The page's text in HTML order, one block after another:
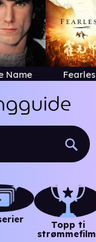
In the Name of the Father (1993)
Topp ti